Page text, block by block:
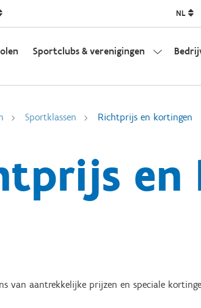
NL
Sportclubs & verenigingen
Sportklassen Richtprijs en kortingen
en
van aantrekkelijke prijzen en speciale